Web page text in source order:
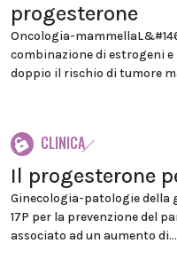
progesterone
Oncologia-
combinazione di estrogeni
doppio il rischio di tumore
CLINICA
Il progesterone
Ginecologia-patologie della
17P per la prevenzione del
associato ad un aumento di...